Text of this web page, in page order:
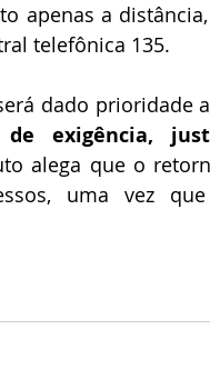
apenas a
telefônica 135.
dado prioridade
exigência,
alega que o
uma vez